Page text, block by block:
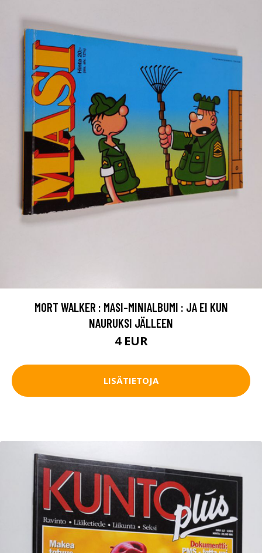
MORT WALKER : MASI-MINIALBUMI : JA EI KUN
NAURUKSI JÄLLEEN
4 EUR
LISÄTIETOJA